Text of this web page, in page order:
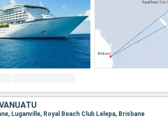
Luganville, Royal Beach Club Lelepa, Brisbane